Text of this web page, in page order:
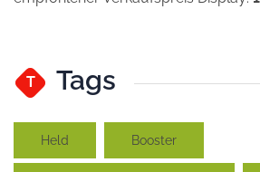
T Tags
Held Booster